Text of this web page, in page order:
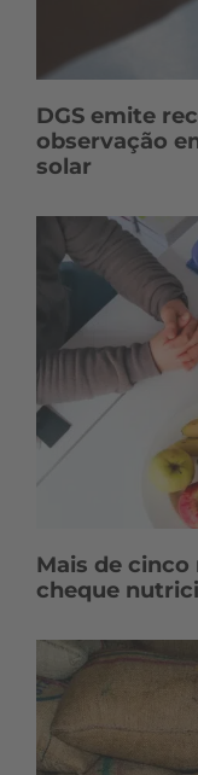
DGS emite
observação
solar
Mais de
cheque